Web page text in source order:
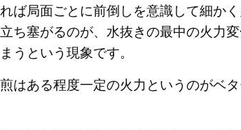
ば局面ごとに前倒しを意識して細か
ち塞がるのが、水抜きの最中の火力
うという現象です。
はある程度一定の火力というのがベ